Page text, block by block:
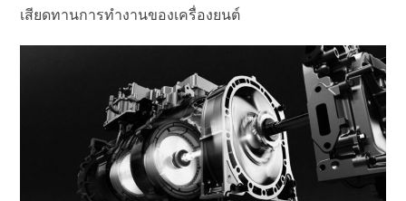
เสียดทานการทำงานของเครื่องยนต์